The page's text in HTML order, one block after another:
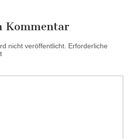
Kommentar
nicht veröffentlicht. Erforderliche